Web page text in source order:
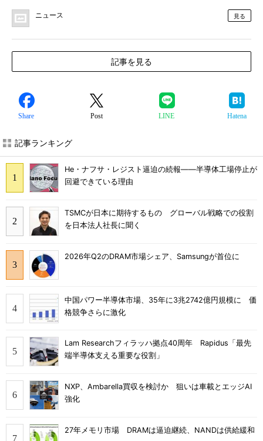
ニュース 見る
記事を見る
Share Post LINE Hatena
記事ランキング
He・ナフサ・レジスト逼迫の続報――半導体工場停止が
回避できている理由
TSMCが日本に期待するもの グローバル戦略での役割
を日本法人社長に聞く
2026年Q2のDRAM市場シェア、Samsungが首位に
中国パワー半導体市場、35年に3兆2742億円規模に 価
格競争さらに激化
Lam Researchフィラッハ拠点40周年 Rapidus「最先
端半導体支える重要な役割」
NXP、Ambarella買収を検討か 狙いは車載とエッジAI
強化
27年メモリ市場 DRAMは逼迫継続、NANDは供給緩和